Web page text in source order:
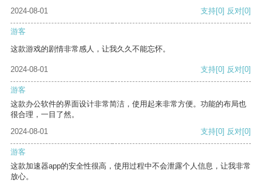
2024-08-01 支持[0] 反对[0]
游客
这款游戏的剧情非常感人，让我久久不能忘怀。
2024-08-01 支持[0] 反对[0]
游客
这款办公软件的界面设计非常简洁，使用起来非常方便。功能的布局也
很合理，一目了然。
2024-08-01
支持[0] 反对[0]
游客
这款加速器app的安全性很高，使用过程中不会泄露个人信息，让我非常
放心。